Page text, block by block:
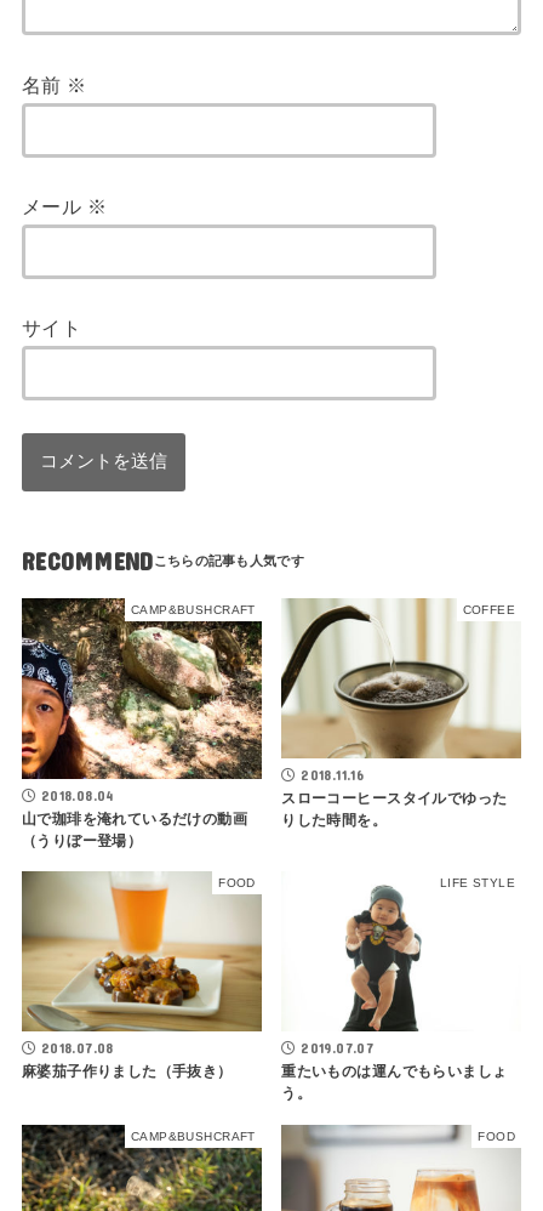
名前 ※
メール ※
サイト
RECOMMEND
CAMP&BUSHCRAFT
2018.08.04
山で珈琲を淹れているだけの動画
（うりぼー登場）
COFFEE
2018.11.16
スローコーヒースタイルでゆった
りした時間を。
FOOD
2018.07.08
麻婆茄子作りました（手抜き）
LIFE STYLE
2019.07.07
重たいものは運んでもらいましょ
う。
CAMP&BUSHCRAFT FOOD